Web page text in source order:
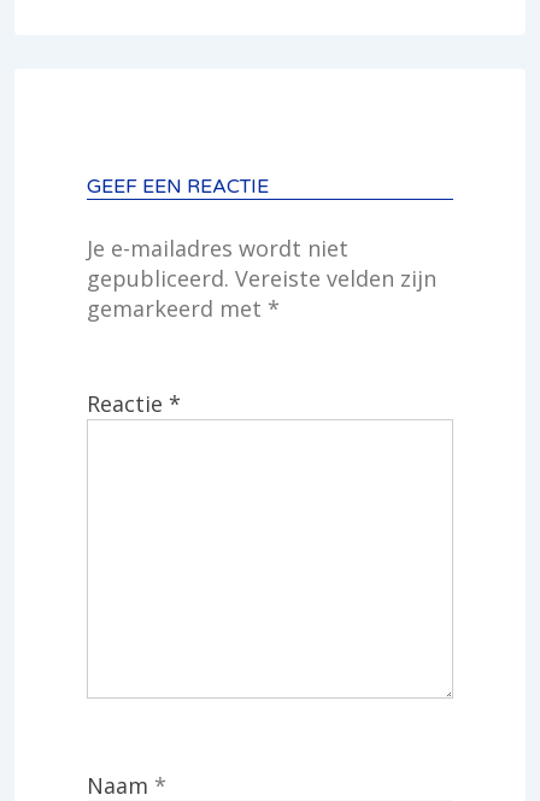
GEEF EEN REACTIE
Je e-mailadres wordt niet
gepubliceerd. Vereiste velden zijn
gemarkeerd met *
Reactie *
Naam *